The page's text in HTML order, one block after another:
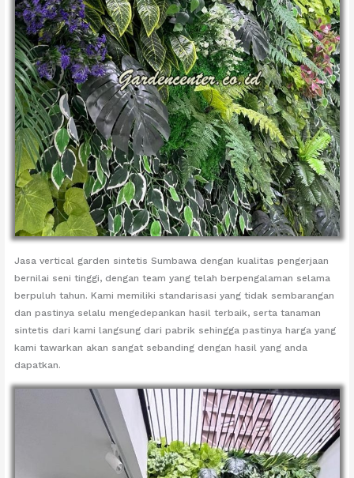
Jasa vertical garden sintetis Sumbawa dengan kualitas pengerjaan
bernilai seni tinggi, dengan team yang telah berpengalaman selama
berpuluh tahun. Kami memiliki standarisasi yang tidak sembarangan
dan pastinya selalu mengedepankan hasil terbaik, serta tanaman
sintetis dari kami langsung dari pabrik sehingga pastinya harga yang
kami tawarkan akan sangat sebanding dengan hasil yang anda
dapatkan.